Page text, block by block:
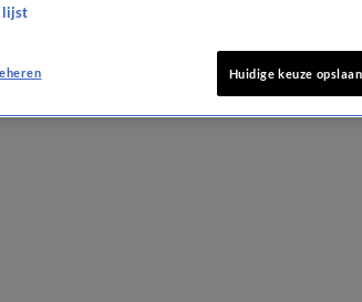
lijst
Huidige keuze opslaan